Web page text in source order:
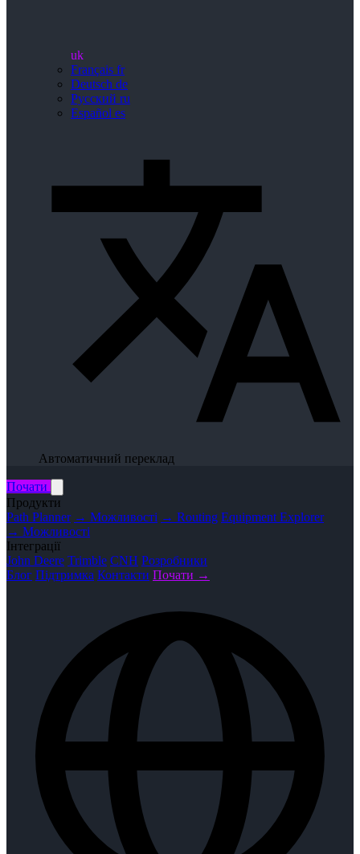
uk
Français fr
Deutsch de
Русский ru
Español es
Автоматичний переклад
Почати
Продукти
Path Planner → Можливості → Routing Equipment Explorer
→ Можливості
Інтеграції
John Deere Trimble CNH Розробники
Блог Підтримка Контакти Почати →